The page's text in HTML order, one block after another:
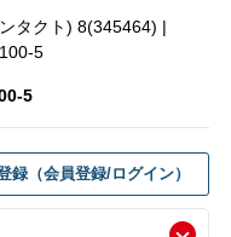
タクト) 8(345464) |
5
5
録（会員登録/ログイン）